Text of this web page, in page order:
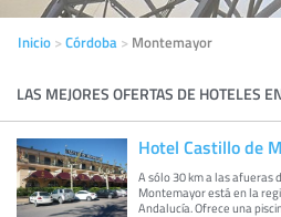
Inicio Córdoba Montemayor
LAS MEJORES OFERTAS DE HOTELES
Hotel Castillo de
A sólo 30 km a las afueras
Montemayor está en la
Andalucía. Ofrece una